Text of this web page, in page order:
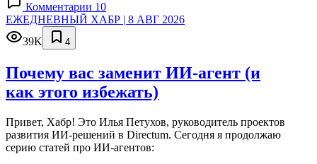
Комментарии 10
ЕЖЕДНЕВНЫЙ ХАБР | 8 АВГ 2026
39K
4
Почему вас заменит ИИ‑агент (и
как этого избежать)
Привет, Хабр! Это Илья Петухов, руководитель проектов
развития ИИ-решений в Directum. Сегодня я продолжаю
серию статей про ИИ-агентов: